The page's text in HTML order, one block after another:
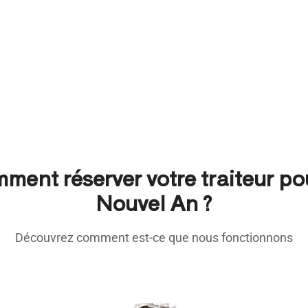
réserver votre traiteur
Nouvel An ?
Découvrez comment est-ce que nous fonctionnons